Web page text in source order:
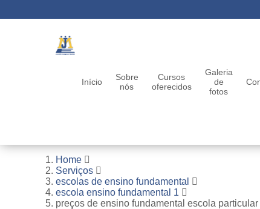
Início
Sobre
nós
Cursos
oferecidos
Galeria
de
fotos
Home
Serviços
escolas de ensino fundamental
escola ensino fundamental 1
preços de ensino fundamental escola